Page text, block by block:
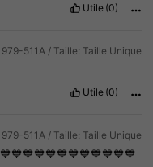
Utile (0)
511A / Taille: Taille Unique
Utile (0)
511A / Taille: Taille Unique